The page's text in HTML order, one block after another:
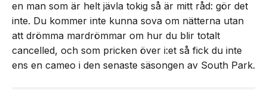
en man som är helt jävla tokig så är mitt råd: gör det
inte. Du kommer inte kunna sova om nätterna utan
att drömma mardrömmar om hur du blir totalt
cancelled, och som pricken över i:et så fick du inte
ens en cameo i den senaste säsongen av South Park.